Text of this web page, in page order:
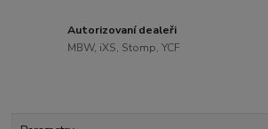
Autorizovaní dealeři
MBW, iXS, Stomp, YCF